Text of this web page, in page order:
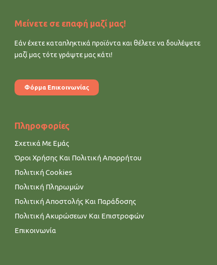
Μείνετε σε επαφή μαζί μας!
Εάν έχετε καταπληκτικά προϊόντα και θέλετε να δουλέψετε
μαζί μας τότε γράψτε μας κάτι!
Φόρμα Επικοινωνίας
Πληροφορίες
Σχετικά Με Εμάς
Όροι Χρήσης Και Πολιτική Απορρήτου
Πολιτική Cookies
Πολιτική Πληρωμών
Πολιτική Αποστολής Και Παράδοσης
Πολιτική Ακυρώσεων Και Επιστροφών
Επικοινωνία